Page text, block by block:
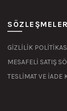
SÖZLEŞMELER
GİZLİLİK
MESAFELİ SATIŞ
TESLİMAT VE İADE